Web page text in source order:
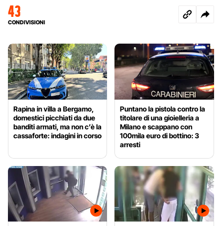
43
CONDIVISIONI
Rapina in villa a Bergamo,
domestici picchiati da due
banditi armati, ma non c’è la
cassaforte: indagini in corso
Puntano la pistola contro la
titolare di una gioielleria a
Milano e scappano con
100mila euro di bottino: 3
arresti